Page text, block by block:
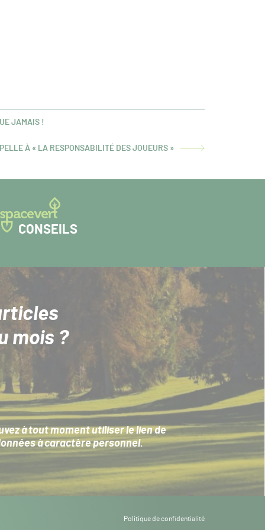
JAMAIS !
À « LA RESPONSABILITÉ DES JOUEURS »
CONSEILS
mois ?
à tout moment utiliser le lien de
à caractère personnel.
Politique de confidentialité